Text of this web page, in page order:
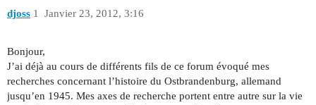
djoss Janvier 23, 2012, 3:16
1
Bonjour,
J’ai déjà au cours de différents fils de ce forum évoqué mes
recherches concernant l’histoire du Ostbrandenburg, allemand
jusqu’en 1945. Mes axes de recherche portent entre autre sur la vie